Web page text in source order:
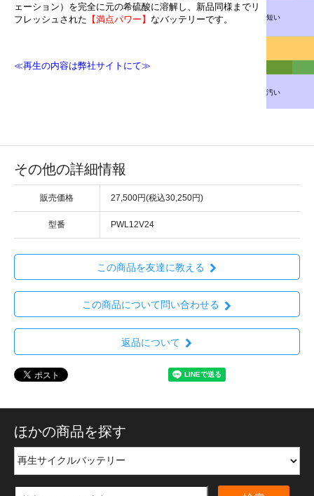
ェーション）を完全に元の希硫酸に溶解し、新品同様までリ
フレッシュされた 【満点パワー】 なバッテリーです。
≪再生の内容は弊社サイトにて≫
短い
汚い
その他の詳細情報
販売価格 27,500円(税込30,250円)
型番 PWL12V24
この商品を友達に教える
この商品について問い合わせる
返品について
ほかの商品を探す